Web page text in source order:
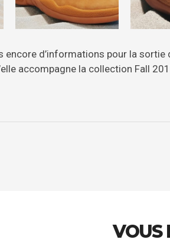
encore d’informations pour la sortie
accompagne la collection Fall
VOUS